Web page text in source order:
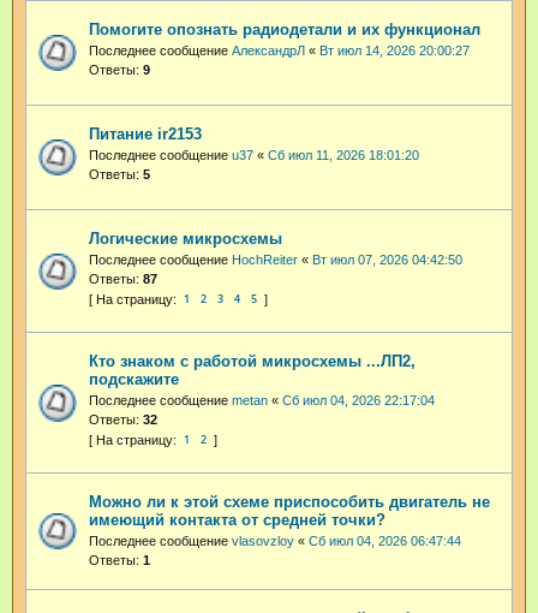
Помогите опознать радиодетали и их функционал
Последнее сообщение АлександрЛ « Вт июл 14, 2026 20:00:27
Ответы: 9
Питание ir2153
Последнее сообщение u37 « Сб июл 11, 2026 18:01:20
Ответы: 5
Логические микросхемы
Последнее сообщение HochReiter « Вт июл 07, 2026 04:42:50
Ответы: 87
1 2 3 4 5
Кто знаком с работой микросхемы ...ЛП2,
подскажите
Последнее сообщение metan « Сб июл 04, 2026 22:17:04
Ответы: 32
1 2
Можно ли к этой схеме приспособить двигатель не
имеющий контакта от средней точки?
Последнее сообщение vlasovzloy « Сб июл 04, 2026 06:47:44
Ответы: 1